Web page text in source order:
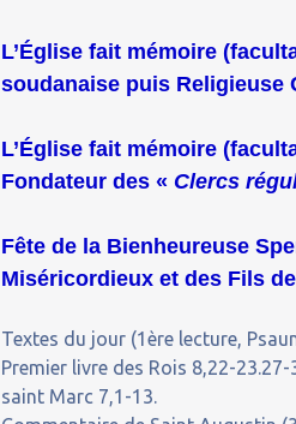
L’Église fait mémoire
soudanaise puis Religieuse
L’Église fait mémoire
Fondateur des « Clercs
Fête de la Bienheureuse
Miséricordieux et des Fils
Textes du jour (1ère lecture,
Premier livre des Rois 8,22-
saint Marc 7,1-13.